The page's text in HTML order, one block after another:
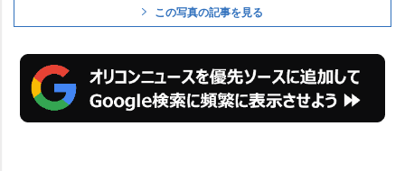
この写真の記事を見る